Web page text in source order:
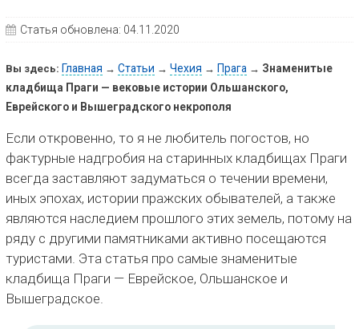
Статья обновлена: 04.11.2020
Вы здесь: Главная → Статьи → Чехия → Прага→ Знаменитые
кладбища Праги — вековые истории Ольшанского,
Еврейского и Вышеградского некрополя
Если откровенно, то я не любитель погостов, но
фактурные надгробия на старинных кладбищах Праги
всегда заставляют задуматься о течении времени,
иных эпохах, истории пражских обывателей, а также
являются наследием прошлого этих земель, потому на
ряду с другими памятниками активно посещаются
туристами. Эта статья про самые знаменитые
кладбища Праги — Еврейское, Ольшанское и
Вышеградское.